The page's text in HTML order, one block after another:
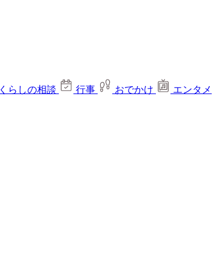
くらしの相談 行事 おでかけ
エンタメ